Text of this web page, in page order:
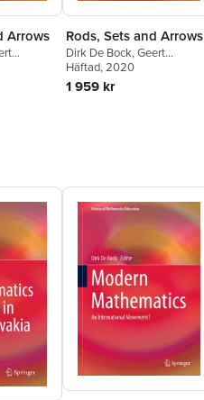
Arrows Rods, Sets and Arrows
Dirk De Bock,Geert
Vanpaemel
Häftad, 2020
1 959 kr